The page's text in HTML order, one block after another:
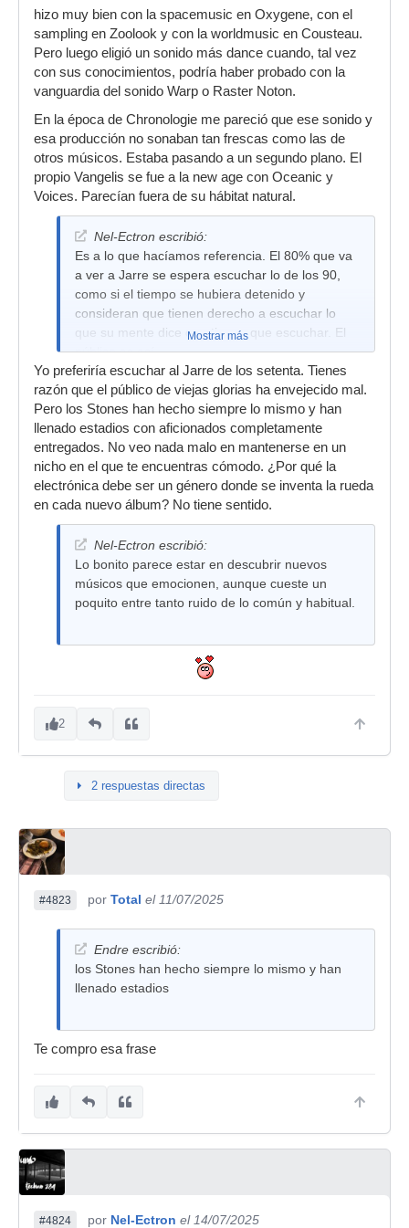
hizo muy bien con la spacemusic en Oxygene, con el
sampling en Zoolook y con la worldmusic en Cousteau.
Pero luego eligió un sonido más dance cuando, tal vez
con sus conocimientos, podría haber probado con la
vanguardia del sonido Warp o Raster Noton.
En la época de Chronologie me pareció que ese sonido y
esa producción no sonaban tan frescas como las de
otros músicos. Estaba pasando a un segundo plano. El
propio Vangelis se fue a la new age con Oceanic y
Voices. Parecían fuera de su hábitat natural.
Nel-Ectron escribió:
Es a lo que hacíamos referencia. El 80% que va
a ver a Jarre se espera escuchar lo de los 90,
como si el tiempo se hubiera detenido y
consideran que tienen derecho a escuchar lo
que su mente dice que tienen que escuchar. El
público es así...
Mostrar más
Yo preferiría escuchar al Jarre de los setenta. Tienes
razón que el público de viejas glorias ha envejecido mal.
Pero los Stones han hecho siempre lo mismo y han
llenado estadios con aficionados completamente
entregados. No veo nada malo en mantenerse en un
nicho en el que te encuentras cómodo. ¿Por qué la
electrónica debe ser un género donde se inventa la rueda
en cada nuevo álbum? No tiene sentido.
Nel-Ectron escribió:
Lo bonito parece estar en descubrir nuevos
músicos que emocionen, aunque cueste un
poquito entre tanto ruido de lo común y habitual.
2
2 respuestas directas
#4823 por Total el 11/07/2025
Endre escribió:
los Stones han hecho siempre lo mismo y han
llenado estadios
Te compro esa frase
#4824 por Nel-Ectron el 14/07/2025